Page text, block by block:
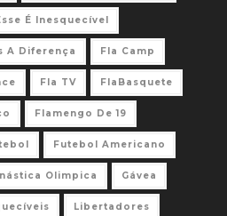
É Inesquecível
A Diferença Fla Camp
Fla TV FlaBasquete
Flamengo De 19
Futebol Americano
Olimpica Gávea
Libertadores